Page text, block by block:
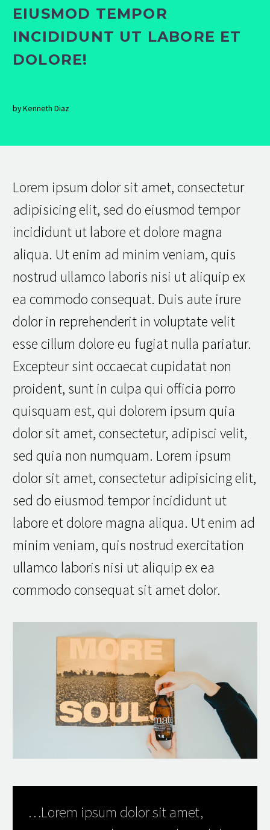
EIUSMOD TEMPOR
INCIDIDUNT UT LABORE ET
DOLORE!
by Kenneth Diaz
Lorem ipsum dolor sit amet, consectetur
adipisicing elit, sed do eiusmod tempor
incididunt ut labore et dolore magna
aliqua. Ut enim ad minim veniam, quis
nostrud ullamco laboris nisi ut aliquip ex
ea commodo consequat. Duis aute irure
dolor in reprehenderit in voluptate velit
esse cillum dolore eu fugiat nulla pariatur.
Excepteur sint occaecat cupidatat non
proident, sunt in culpa qui officia porro
quisquam est, qui dolorem ipsum quia
dolor sit amet, consectetur, adipisci velit,
sed quia non numquam. Lorem ipsum
dolor sit amet, consectetur adipisicing elit,
sed do eiusmod tempor incididunt ut
labore et dolore magna aliqua. Ut enim ad
minim veniam, quis nostrud exercitation
ullamco laboris nisi ut aliquip ex ea
commodo consequat sit amet dolor.
…Lorem ipsum dolor sit amet,